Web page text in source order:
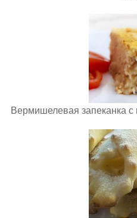
Вермишелевая запеканка с